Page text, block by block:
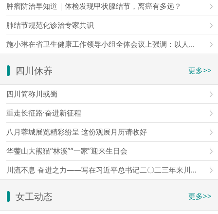
肿瘤防治早知道｜体检发现甲状腺结节，离癌有多远？
肺结节规范化诊治专家共识
施小琳在省卫生健康工作领导小组全体会议上强调：以人口和需求变化为导向，加快构建全方位全周期服务体系，更好守护人民群众生命
四川休养 更多>>
四川简称川或蜀
重走长征路·奋进新征程
八月蓉城展览精彩纷呈 这份观展月历请收好
华蓥山大熊猫“林溪”“一家”迎来生日会
川流不息 奋进之力——写在习近平总书记二〇二三年来川视察三周年之际
女工动态 更多>>